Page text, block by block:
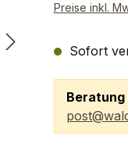
Preise inkl.
Sofort